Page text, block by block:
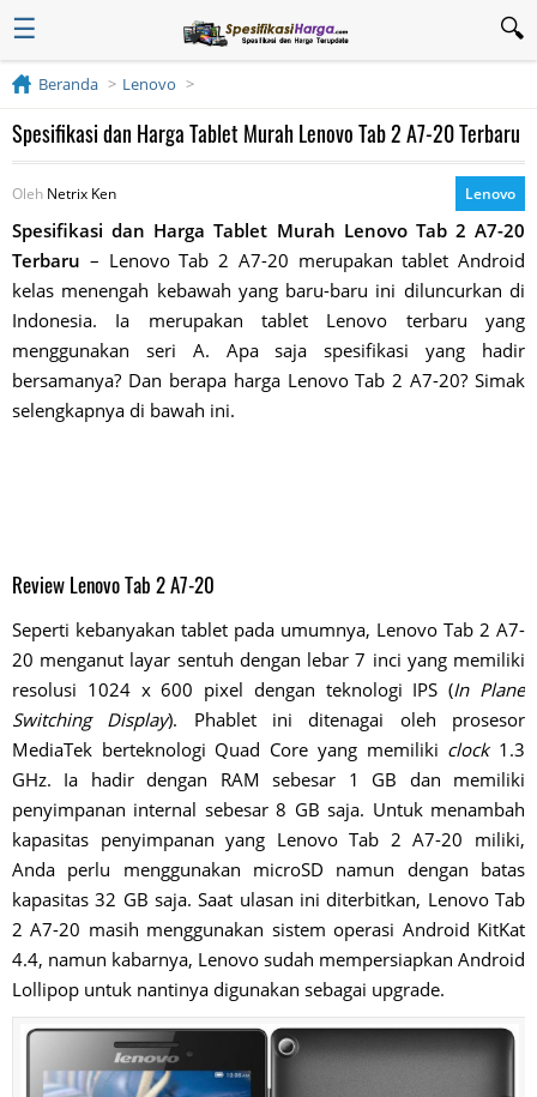
☰
Beranda Lenovo
Spesifikasi dan Harga Tablet Murah Lenovo Tab 2 A7-20 Terbaru
Oleh Netrix Ken Lenovo
Spesifikasi dan Harga Tablet Murah Lenovo Tab 2 A7-20
Terbaru – Lenovo Tab 2 A7-20 merupakan tablet Android
kelas menengah kebawah yang baru-baru ini diluncurkan di
Indonesia. Ia merupakan tablet Lenovo terbaru yang
menggunakan seri A. Apa saja spesifikasi yang hadir
bersamanya? Dan berapa harga Lenovo Tab 2 A7-20? Simak
selengkapnya di bawah ini.
Review Lenovo Tab 2 A7-20
Seperti kebanyakan tablet pada umumnya, Lenovo Tab 2 A7-
20 menganut layar sentuh dengan lebar 7 inci yang memiliki
resolusi 1024 x 600 pixel dengan teknologi IPS (In Plane
Switching Display). Phablet ini ditenagai oleh prosesor
MediaTek berteknologi Quad Core yang memiliki clock1.3
GHz. Ia hadir dengan RAM sebesar 1 GB dan memiliki
penyimpanan internal sebesar 8 GB saja. Untuk menambah
kapasitas penyimpanan yang Lenovo Tab 2 A7-20 miliki,
Anda perlu menggunakan microSD namun dengan batas
kapasitas 32 GB saja. Saat ulasan ini diterbitkan, Lenovo Tab
2 A7-20 masih menggunakan sistem operasi Android KitKat
4.4, namun kabarnya, Lenovo sudah mempersiapkan Android
Lollipop untuk nantinya digunakan sebagai upgrade.